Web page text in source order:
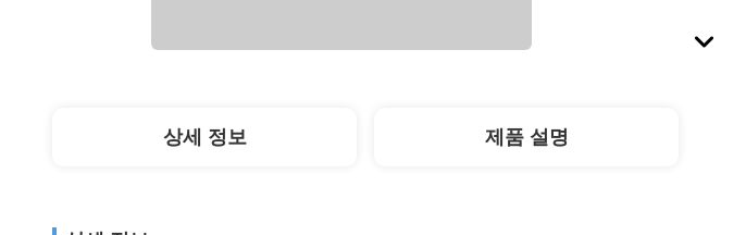
상세 정보 제품 설명